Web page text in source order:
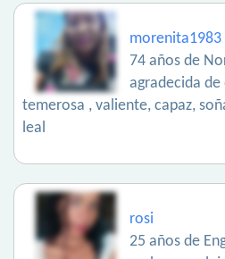
morenita1983
74 años de
agradecida de
temerosa , valiente, capaz,
leal
rosi
25 años de